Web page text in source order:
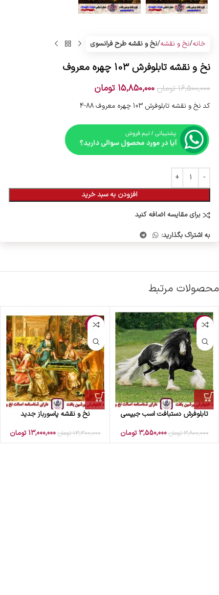
خانه نخ و نقشه نخ و نقشه طرح فرانسوی
نخ و نقشه تابلوفرش 103 چهره معروف
16,500,000 تومان 15,850,000 تومان
کد نخ و نقشه تابلوفرش 103 چهره معروف 88-4
افزودن به سبد خرید
برای مقایسه اضافه کنید
به اشتراک بگذارید:
محصولات مرتبط
-7%
تابلوفرش دستبافت اسب جیپسی
3,800,000 تومان 3,550,000 تومان
-2%
نخ و نقشه پاسورباز جدید
13,300,000 تومان 13,000,000تومان